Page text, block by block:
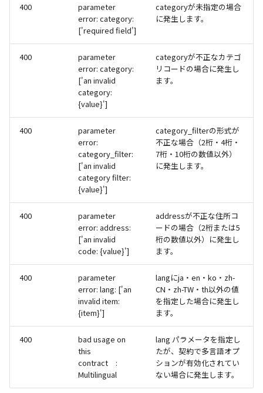
400
parameter
error: category:
['required field']
categoryが未指定の場合
に発生します。
400
parameter
error: category:
['an invalid
category:
{value}']
categoryが不正なカテゴ
リコードの場合に発生し
ます。
400
parameter
error:
category_filter:
['an invalid
category filter:
{value}']
category_filterの形式が
不正な場合（2桁・4桁・
7桁・10桁の数値以外）
に発生します。
400
parameter
error: address:
['an invalid
code: {value}']
addressが不正な住所コ
ードの場合（2桁または5
桁の数値以外）に発生し
ます。
400
parameter
error: lang: ['an
invalid item:
{item}']
langにja・en・ko・zh-
CN・zh-TW・th以外の値
を指定した場合に発生し
ます。
400
bad usage on
this
contract :
Multilingual
lang パラメータを指定し
たが、契約で多言語オプ
ションが有効化されてい
ない場合に発生します。